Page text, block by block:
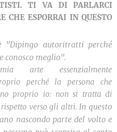
TI VA DI PARLARCI
CHE ESPORRAI IN QUESTO
"Dipingo autoritratti perché
conosco meglio".
arte essenzialmente
perché la persona che
proprio io: non si tratta di
verso gli altri.In questo
nascondo parte del volto e